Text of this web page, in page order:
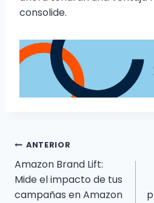
consolide.
ANTERIOR
Amazon Brand Lift:
Mide el impacto de tus
campañas en Amazon